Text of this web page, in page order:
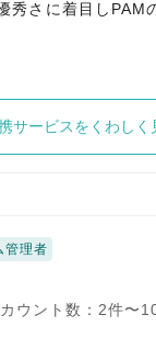
秀さに着目し
サービスをくわしく
管理者
ウント数：2件〜